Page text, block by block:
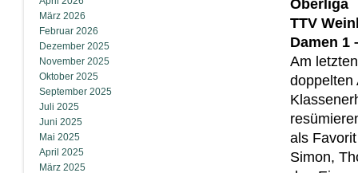
März 2026
Februar 2026
Dezember 2025
November 2025
Oktober 2025
September 2025
Juli 2025
Juni 2025
Mai 2025
April 2025
März 2025
Oberliga
TTV
Damen 1
Am
doppelten
als
Simon,